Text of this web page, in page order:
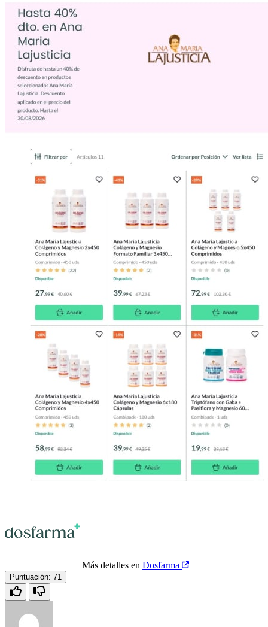
Más detalles en Dosfarma
Puntuación: 71